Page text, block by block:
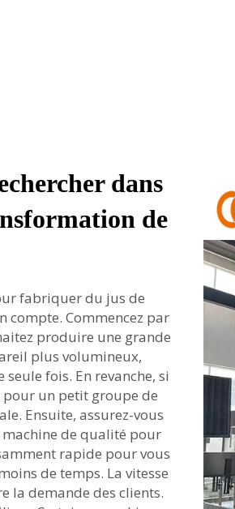
dans
de
fabriquer du jus de
compte. Commencez par
produire une grande
plus volumineux,
fois. En revanche, si
pour un petit groupe de
Ensuite, assurez-vous
de qualité pour
rapide pour vous
de temps. La vitesse
la demande des clients.